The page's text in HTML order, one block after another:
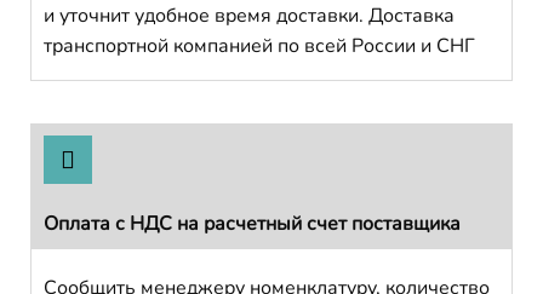
и уточнит удобное время доставки. Доставка
транспортной компанией по всей России и СНГ
Оплата с НДС на расчетный счет поставщика
Сообщить менеджеру номенклатуру, количество